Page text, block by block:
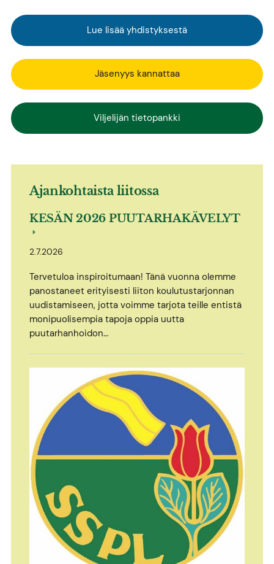
Lue lisää yhdistyksestä
Jäsenyys kannattaa
Viljelijän tietopankki
Ajankohtaista liitossa
KESÄN 2026 PUUTARHAKÄVELYT
2.7.2026
Tervetuloa inspiroitumaan! Tänä vuonna olemme
panostaneet erityisesti liiton koulutustarjonnan
uudistamiseen, jotta voimme tarjota teille entistä
monipuolisempia tapoja oppia uutta
puutarhanhoidon…